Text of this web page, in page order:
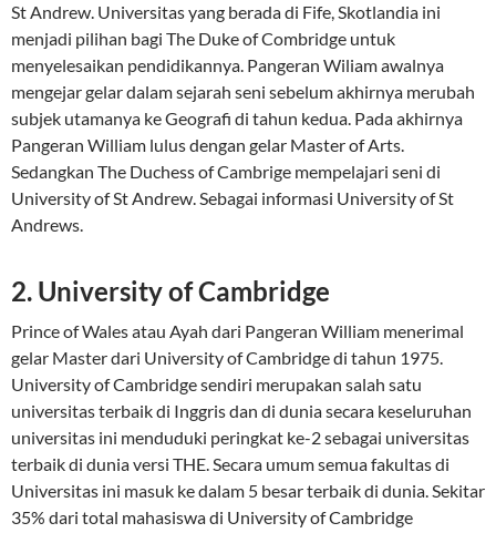
St Andrew. Universitas yang berada di Fife, Skotlandia ini
menjadi pilihan bagi The Duke of Combridge untuk
menyelesaikan pendidikannya. Pangeran Wiliam awalnya
mengejar gelar dalam sejarah seni sebelum akhirnya merubah
subjek utamanya ke Geografi di tahun kedua. Pada akhirnya
Pangeran William lulus dengan gelar Master of Arts.
Sedangkan The Duchess of Cambrige mempelajari seni di
University of St Andrew. Sebagai informasi University of St
Andrews.
2. University of Cambridge
Prince of Wales atau Ayah dari Pangeran William menerimal
gelar Master dari University of Cambridge di tahun 1975.
University of Cambridge sendiri merupakan salah satu
universitas terbaik di Inggris dan di dunia secara keseluruhan
universitas ini menduduki peringkat ke-2 sebagai universitas
terbaik di dunia versi THE. Secara umum semua fakultas di
Universitas ini masuk ke dalam 5 besar terbaik di dunia. Sekitar
35% dari total mahasiswa di University of Cambridge